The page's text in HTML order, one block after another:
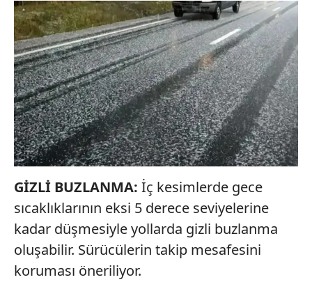
GİZLİ BUZLANMA: İç kesimlerde gece
sıcaklıklarının eksi 5 derece seviyelerine
kadar düşmesiyle yollarda gizli buzlanma
oluşabilir. Sürücülerin takip mesafesini
koruması öneriliyor.